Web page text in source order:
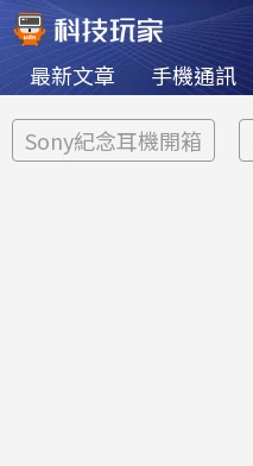
最新文章 手機通訊
Sony紀念耳機開箱